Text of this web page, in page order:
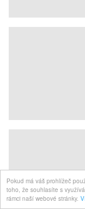
Pokud má váš prohlížeč
toho, že souhlasíte s
rámci naší webové stránky.